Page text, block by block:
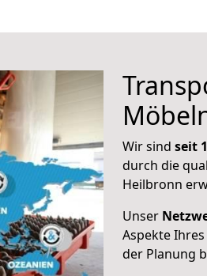
Wir sind seit
durch die
Heilbronn
Unser
Aspekte
der Planung